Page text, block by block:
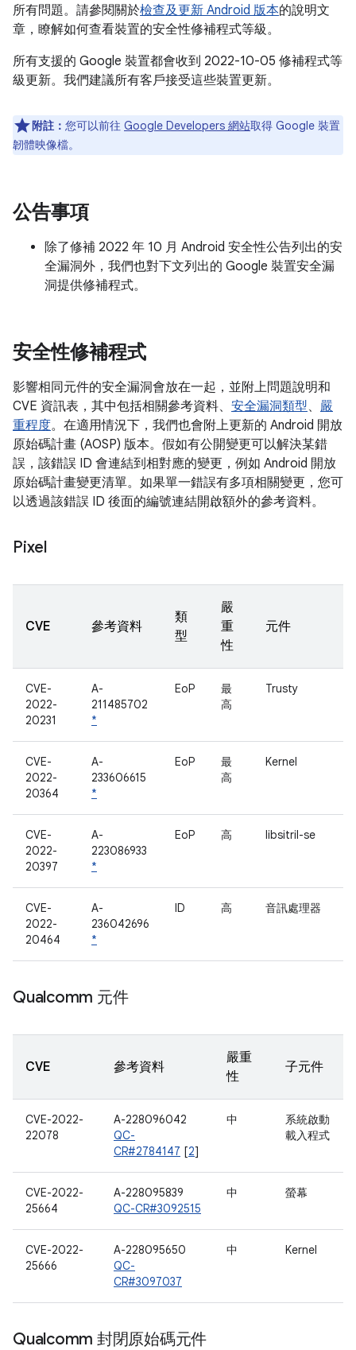
所有問題。請參閱關於檢查及更新 Android 版本的說明文
章，瞭解如何查看裝置的安全性修補程式等級。
所有支援的 Google 裝置都會收到 2022-10-05 修補程式等
級更新。我們建議所有客戶接受這些裝置更新。
附註： 您可以前往 Google Developers 網站取得 Google 裝置
韌體映像檔。
公告事項
除了修補 2022 年 10 月 Android 安全性公告列出的安
全漏洞外，我們也對下文列出的 Google 裝置安全漏
洞提供修補程式。
安全性修補程式
影響相同元件的安全漏洞會放在一起，並附上問題說明和
CVE 資訊表，其中包括相關參考資料、 安全漏洞類型、 嚴
重程度。在適用情況下，我們也會附上更新的 Android 開放
原始碼計畫 (AOSP) 版本。假如有公開變更可以解決某錯
誤，該錯誤 ID 會連結到相對應的變更，例如 Android 開放
原始碼計畫變更清單。如果單一錯誤有多項相關變更，您可
以透過該錯誤 ID 後面的編號連結開啟額外的參考資料。
Pixel
CVE 參考資料
類
型
嚴
重
性
元件
CVE-
2022-
20231
A-
211485702
*
EoP
最
高
Trusty
CVE-
2022-
20364
A-
233606615
*
EoP
最
高
Kernel
CVE-
2022-
20397
A-
223086933
*
EoP 高 libsitril-se
CVE-
2022-
20464
A-
236042696
*
ID 高 音訊處理器
Qualcomm 元件
CVE 參考資料
嚴重
性
子元件
CVE-2022-
22078
A-228096042
QC-
CR#2784147 [2]
中
系統啟動
載入程式
CVE-2022-
25664
A-228095839
QC-CR#3092515
中 螢幕
CVE-2022-
25666
A-228095650
QC-
CR#3097037
中 Kernel
Qualcomm 封閉原始碼元件